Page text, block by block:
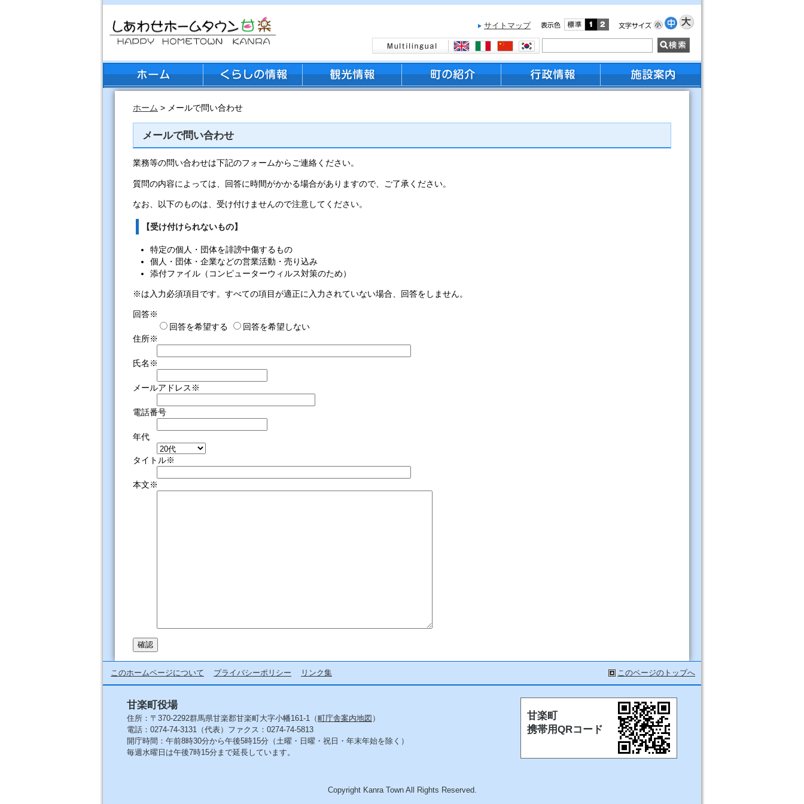
サイトマップ
ホーム > メールで問い合わせ
メールで問い合わせ
業務等の問い合わせは下記のフォームからご連絡ください。
質問の内容によっては、回答に時間がかかる場合がありますので、ご了承ください。
なお、以下のものは、受け付けませんので注意してください。
【受け付けられないもの】
特定の個人・団体を誹謗中傷するもの
個人・団体・企業などの営業活動・売り込み
添付ファイル（コンピューターウィルス対策のため）
※は入力必須項目です。すべての項目が適正に入力されていない場合、回答をしません。
回答※
回答を希望する
回答を希望しない
住所※
氏名※
メールアドレス※
電話番号
年代
タイトル※
本文※
このページのトップへ
このホームページについて プライバシーポリシー リンク集
甘楽町役場
住所：〒370-2292群馬県甘楽郡甘楽町大字小幡161-1（町庁舎案内地図 ）
電話：0274-74-3131（代表）ファクス：0274-74-5813
開庁時間：午前8時30分から午後5時15分（土曜・日曜・祝日・年末年始を除く）
毎週水曜日は午後7時15分まで延長しています。
甘楽町
携帯用QRコード
Copyright Kanra Town All Rights Reserved.